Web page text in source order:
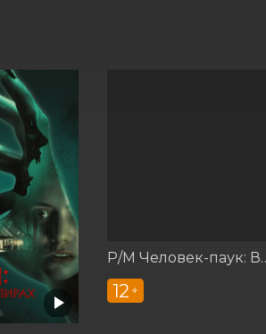
Р/М
12 +